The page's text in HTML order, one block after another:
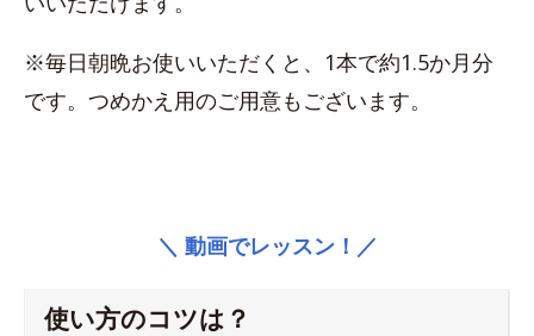
※毎日朝晩お使いいただくと、1本で約1.5か月分
です。つめかえ用のご用意もございます。
＼ 動画でレッスン！／
使い方のコツは？